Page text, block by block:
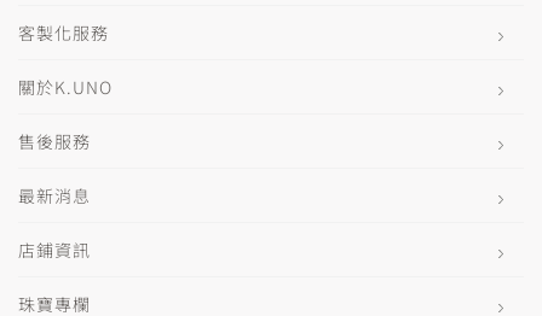
客製化服務
關於K.UNO
售後服務
最新消息
店鋪資訊
珠寶專欄